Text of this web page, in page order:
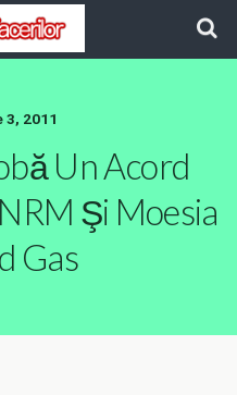
3, 2011
Un Acord
Şi Moesia
Gas